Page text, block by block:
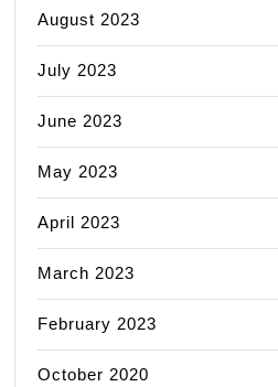
August 2023
July 2023
June 2023
May 2023
April 2023
March 2023
February 2023
October 2020